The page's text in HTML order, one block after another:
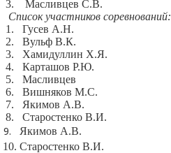
3.
Масливцев С.В.
Список участников соревнований:
1.
Гусев А.Н.
2.
Вульф В.К.
3.
Хамидуллин Х.Я.
4.
Карташов Р.Ю.
5.
Масливцев
6.
Вишняков М.С.
7.
Якимов А.В.
8.
Старостенко В.И.
9.
Якимов А.В.
10. Старостенко В.И.